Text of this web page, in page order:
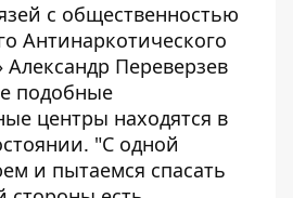
с общественностью
Антинаркотического
Переверзев
подобные
центры находятся в
"С одной
и пытаемся спасать